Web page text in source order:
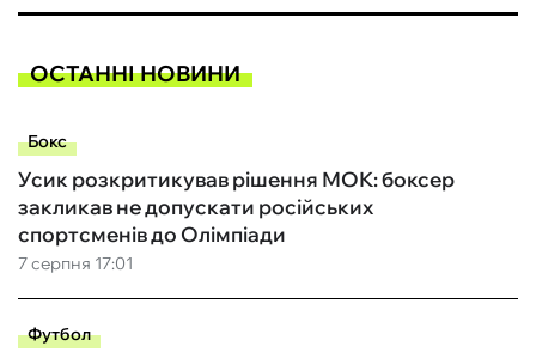
ОСТАННІ НОВИНИ
Бокс
7 серпня 17:01
Усик розкритикував рішення МОК: боксер
закликав не допускати російських
спортсменів до Олімпіади
Футбол